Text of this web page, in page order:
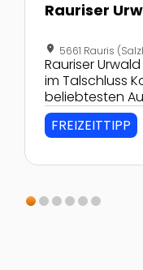
Rauriser
location_on 5661 Rauris
Rauriser
im Talschluss
beliebtesten
bzw. im
Sommer
seinen über
und
kann man den
FREIZEITTIPP